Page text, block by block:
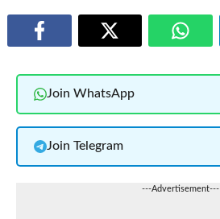
Join WhatsApp
Join Telegram
---Advertisement---